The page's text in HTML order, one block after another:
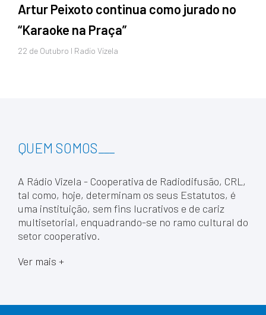
Artur Peixoto continua como jurado no
“Karaoke na Praça”
22 de Outubro I Radio Vizela
QUEM SOMOS
A Rádio Vizela - Cooperativa de Radiodifusão, CRL,
tal como, hoje, determinam os seus Estatutos, é
uma instituição, sem fins lucrativos e de cariz
multisetorial, enquadrando-se no ramo cultural do
setor cooperativo.
Ver mais +